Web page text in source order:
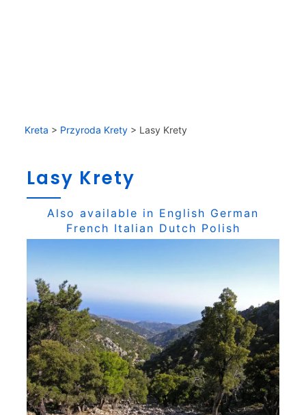
Kreta > Przyroda Krety > Lasy Krety
Lasy Krety
Also available in English German
French Italian Dutch Polish